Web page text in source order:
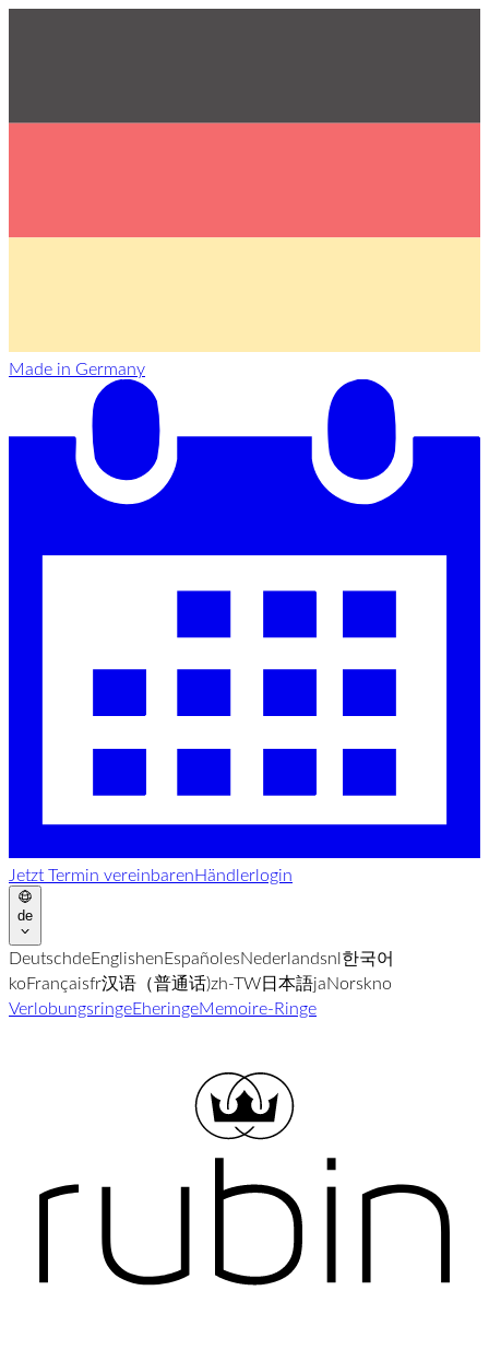
Made in Germany
Jetzt Termin vereinbarenHändlerlogin
de
DeutschdeEnglishenEspañolesNederlandsnl한국어
koFrançaisfr汉语（普通话)zh-TW日本語jaNorskno
VerlobungsringeEheringeMemoire-Ringe